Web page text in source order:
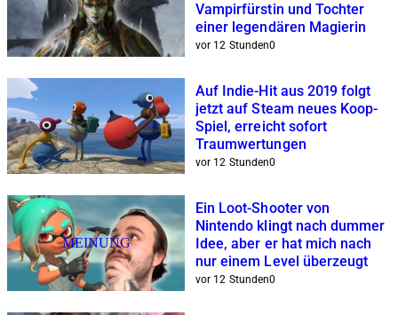
Vampirfürstin und Tochter
einer legendären Magierin
vor 12 Stunden0
Auf Indie-Hit aus 2019 folgt
jetzt auf Steam neues Koop-
Spiel, erreicht sofort
Traumwertungen
vor 12 Stunden0
MEINUNG
Ein Loot-Shooter von
Nintendo klingt nach dummer
Idee, aber er hat mich nach
nur einem Level überzeugt
vor 12 Stunden0